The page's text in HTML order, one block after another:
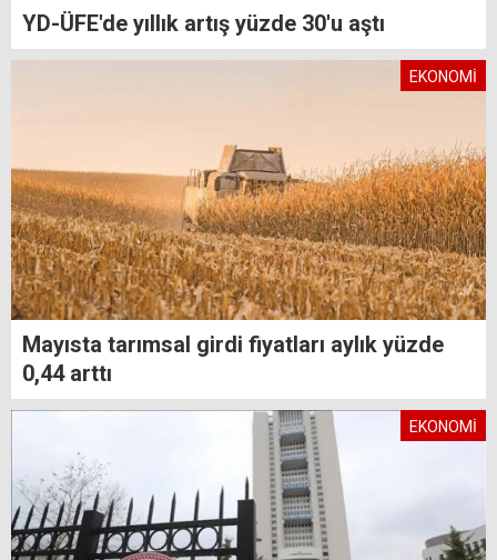
YD-ÜFE'de yıllık artış yüzde 30'u aştı
EKONOMİ
Mayısta tarımsal girdi fiyatları aylık yüzde
0,44 arttı
EKONOMİ